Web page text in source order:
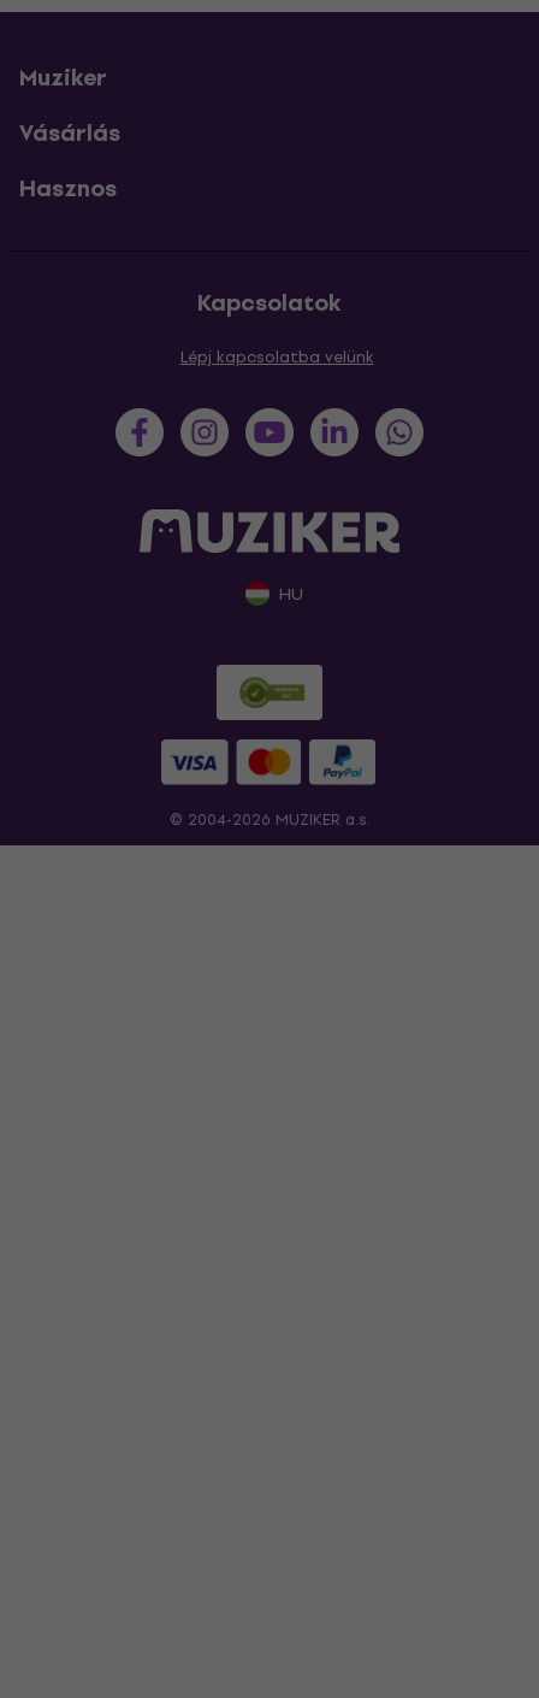
Muziker
Vásárlás
Hasznos
Kapcsolatok
Lépj kapcsolatba velünk
HU
© 2004-2026 MUZIKER a.s.